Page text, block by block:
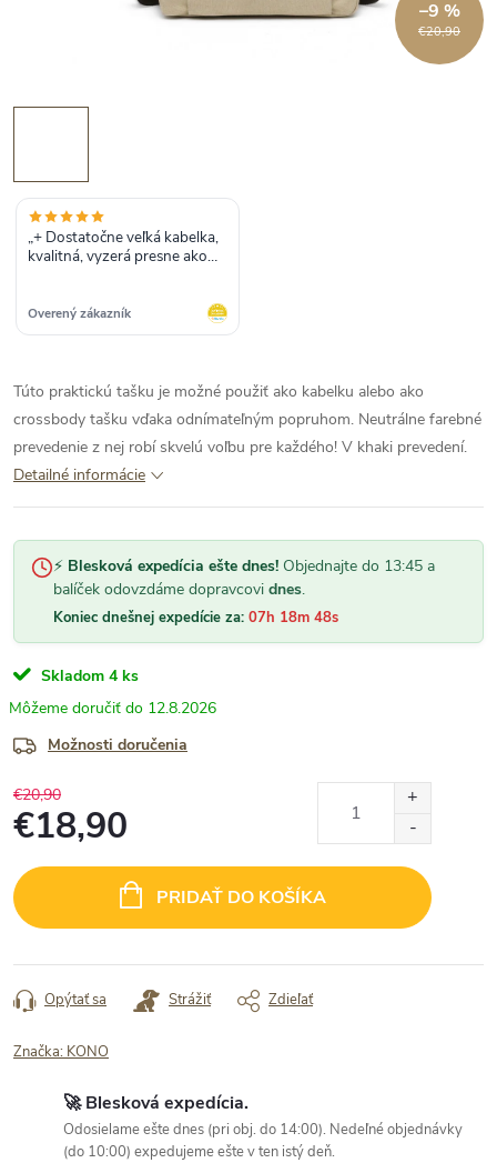
€20,90
–9 %
„+ Dostatočne veľká kabelka,
kvalitná, vyzerá presne ako
Overený zákazník
Túto praktickú tašku je možné použiť ako kabelku alebo ako
crossbody tašku vďaka odnímateľným popruhom. Neutrálne farebné
prevedenie z nej robí skvelú voľbu pre každého! V khaki prevedení.
Detailné informácie
⚡ Blesková expedícia ešte dnes! Objednajte do 13:45 a
balíček odovzdáme dopravcovi dnes.
Koniec dnešnej expedície za: 07h 18m 48s
Skladom 4 ks
12.8.2026
Možnosti doručenia
€20,90
€18,90
cena:
PRIDAŤ DO KOŠÍKA
Opýtať sa Strážiť Zdieľať
Značka: KONO
🚀 Blesková expedícia.
Odosielame ešte dnes (pri obj. do 14:00). Nedeľné objednávky
(do 10:00) expedujeme ešte v ten istý deň.